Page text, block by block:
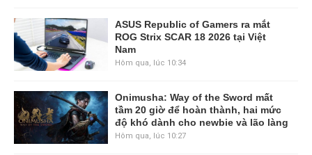
ASUS Republic of Gamers ra mắt
ROG Strix SCAR 18 2026 tại Việt
Nam
Hôm qua, lúc 10:34
Onimusha: Way of the Sword mất
tầm 20 giờ để hoàn thành, hai mức
độ khó dành cho newbie và lão làng
Hôm qua, lúc 10:27